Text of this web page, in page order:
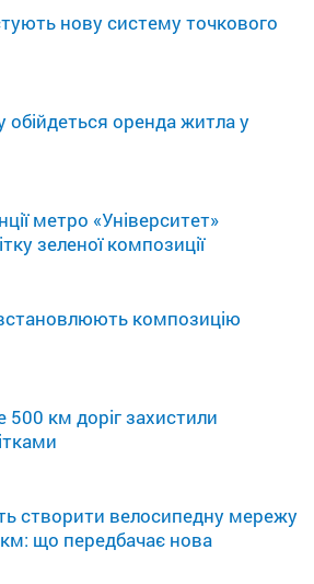
нову систему точкового
обійдеться оренда житла у
метро «Університет»
зеленої композиції
композицію
500 км доріг захистили
створити велосипедну мережу
що передбачає нова